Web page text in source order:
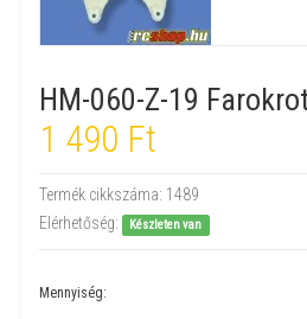
HM-060-Z-19
1 490 Ft
Termék cikkszáma: 1489
Elérhetőség:
Készleten van
Mennyiség: